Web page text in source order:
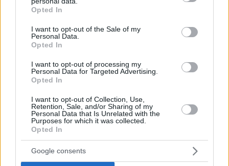
grant or deny consent to Google and its third-party tags to
use your data for below specified purposes in below Google
consent section.
Opted In
I want to opt-out of the Sale of my
Personal Data.
Opted In
I want to opt-out of processing my
Personal Data for Targeted Advertising.
Opted In
I want to opt-out of Collection, Use,
Retention, Sale, and/or Sharing of my
Personal Data that Is Unrelated with the
Purposes for which it was collected.
Opted In
Google consents
υποχρεωτική τρίτη δόση για τους άνω των 65
The Voice: To ζεϊμπέκικο της Ελεονώρας και τα
«steals» που... έκλεψαν την παράσταση - Δείτε
Τα μέτρα που παίρνουν οι ευρωπαϊκές χώρες
για το νέο κύμα πανδημίας, ποιες προχωρούν σε
lockdown
protothema.gr στο Google News
και μάθετε πρώτοι όλες τις ειδήσεις